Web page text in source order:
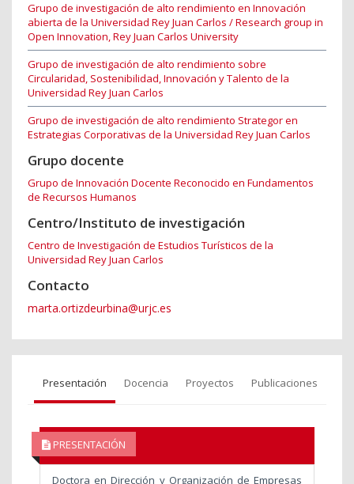
Grupo de investigación de alto rendimiento en Innovación
abierta de la Universidad Rey Juan Carlos / Research group in
Open Innovation, Rey Juan Carlos University
Grupo de investigación de alto rendimiento sobre
Circularidad, Sostenibilidad, Innovación y Talento de la
Universidad Rey Juan Carlos
Grupo de investigación de alto rendimiento Strategor en
Estrategias Corporativas de la Universidad Rey Juan Carlos
Grupo docente
Grupo de Innovación Docente Reconocido en Fundamentos
de Recursos Humanos
Centro/Instituto de investigación
Centro de Investigación de Estudios Turísticos de la
Universidad Rey Juan Carlos
Contacto
marta.ortizdeurbina@urjc.es
Presentación Docencia Proyectos Publicaciones
PRESENTACIÓN
Doctora en Dirección y Organización de Empresas